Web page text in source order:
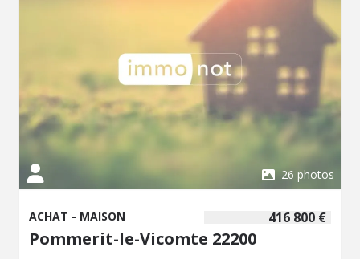
26 photos
416 800 €
ACHAT - MAISON
Pommerit-le-Vicomte 22200